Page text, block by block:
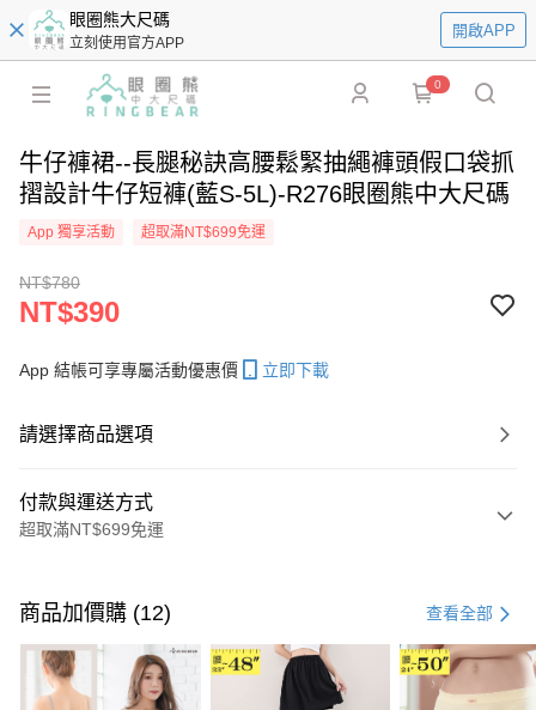
眼圈熊大尺碼
立刻使用官方APP
開啟APP
0
牛仔褲裙--長腿秘訣高腰鬆緊抽繩褲頭假口袋抓
摺設計牛仔短褲(藍S-5L)-R276眼圈熊中大尺碼
App 獨享活動 超取滿NT$699免運
NT$780
NT$390
App 結帳可享專屬活動優惠價 立即下載
請選擇商品選項
付款與運送方式
超取滿NT$699免運
信用卡一次付款
超商取貨付款
LINE Pay
商品加價購 (12) 查看全部